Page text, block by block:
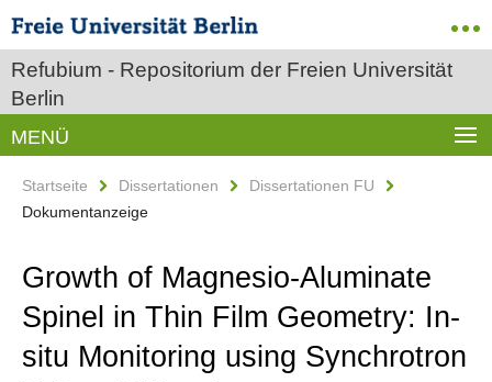
Refubium - Repositorium der Freien Universität
Berlin
MENÜ
Startseite Dissertationen
Dissertationen FU
Dokumentanzeige
Growth of Magnesio-Aluminate
Spinel in Thin Film Geometry: In-
situ Monitoring using Synchrotron